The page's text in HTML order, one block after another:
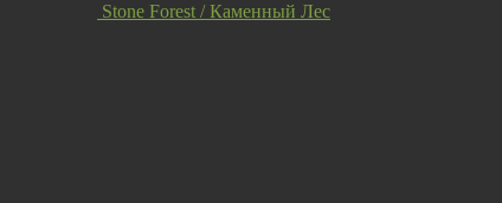
Stone Forest / Каменный Лес